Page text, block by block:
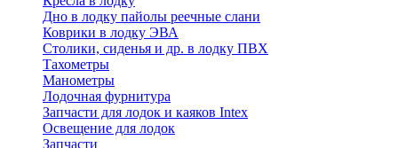
Дно в лодку пайолы реечные слани
Коврики в лодку ЭВА
Столики, сиденья и др. в лодку ПВХ
Тахометры
Манометры
Лодочная фурнитура
Запчасти для лодок и каяков Intex
Освещение для лодок
Запчасти